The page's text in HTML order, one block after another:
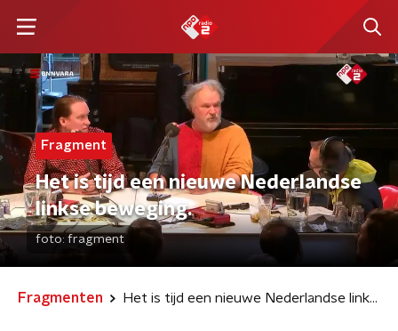
Fragment
Het is tijd een nieuwe Nederlandse
linkse beweging.
foto: fragment
Fragmenten Het is tijd een nieuwe Nederlandse linkse beweging.